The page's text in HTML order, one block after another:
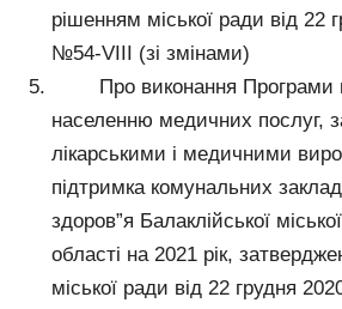
рішенням міської ради від 22
№54-VIII (зі змінами)
Про виконання Програми
населенню медичних послуг,
лікарськими і медичними
підтримка комунальних
здоров”я Балаклійської
області на 2021 рік,
міської ради від 22 грудня